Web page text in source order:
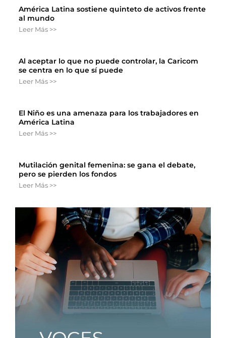
América Latina sostiene quinteto de activos frente
al mundo
Leer Más >>
Al aceptar lo que no puede controlar, la Caricom
se centra en lo que sí puede
Leer Más >>
El Niño es una amenaza para los trabajadores en
América Latina
Leer Más >>
Mutilación genital femenina: se gana el debate,
pero se pierden los fondos
Leer Más >>